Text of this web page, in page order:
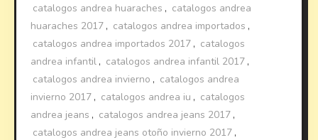
catalogos andrea huaraches , catalogos andrea
huaraches 2017 , catalogos andrea importados ,
catalogos andrea importados 2017 , catalogos
andrea infantil , catalogos andrea infantil 2017 ,
catalogos andrea invierno , catalogos andrea
invierno 2017 , catalogos andrea iu , catalogos
andrea jeans , catalogos andrea jeans 2017 ,
catalogos andrea jeans otoño invierno 2017 ,